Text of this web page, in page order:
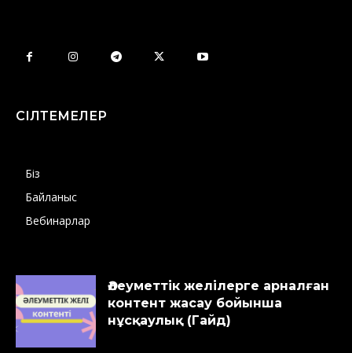
СІЛТЕМЕЛЕР
Біз
Байланыс
Вебинарлар
Әлеуметтік желілерге арналған
контент жасау бойынша
нұсқаулық (Гайд)